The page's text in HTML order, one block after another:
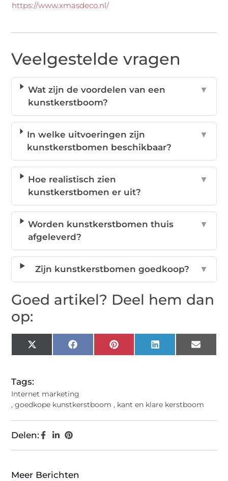
https://www.xmasdeco.nl/
Veelgestelde vragen
Wat zijn de voordelen van een
kunstkerstboom?
▼
In welke uitvoeringen zijn
kunstkerstbomen beschikbaar?
▼
Hoe realistisch zien
kunstkerstbomen er uit?
▼
Worden kunstkerstbomen thuis
afgeleverd?
▼
Zijn kunstkerstbomen goedkoop? ▼
Goed artikel? Deel hem dan
op:
X
(Twitter)
FacebookPinterestLinkedIn Email
Tags:
Internet marketing
,goedkope kunstkerstboom , kant en klare kerstboom
Delen:
Meer Berichten